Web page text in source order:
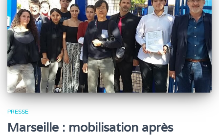
PRESSE
Marseille : mobilisation après